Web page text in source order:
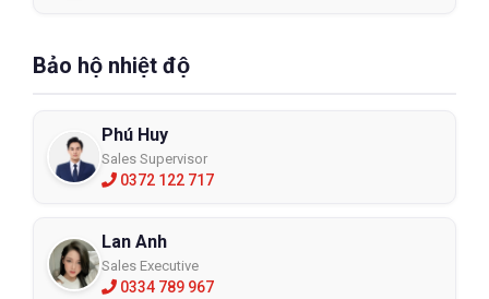
Bảo hộ nhiệt độ
Phú Huy
Sales Supervisor
0372 122 717
Lan Anh
Sales Executive
0334 789 967